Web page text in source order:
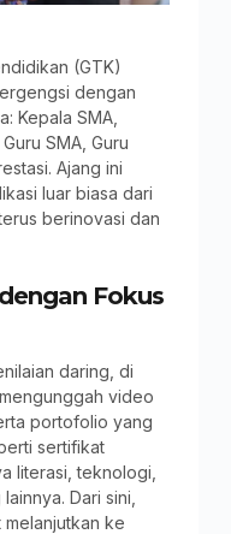
(GTK)
dengan
Kepala SMA,
SMA, Guru
Ajang ini
luar biasa dari
berinovasi dan
Fokus
daring, di
video
portofolio yang
sertifikat
literasi, teknologi,
Dari sini,
ke